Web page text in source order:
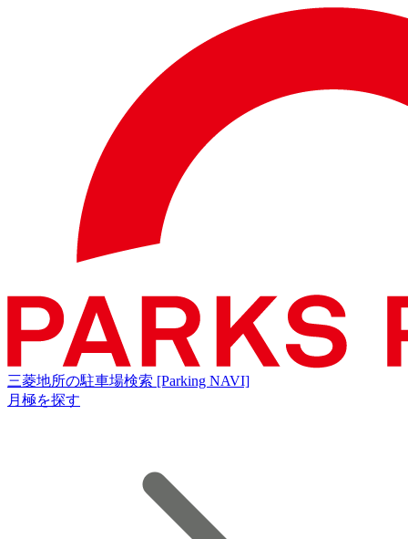
三菱地所の駐車場検索 [Parking NAVI]
月極を探す